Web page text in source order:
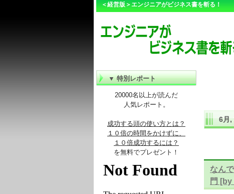
＜経営版＞エンジニアがビジネス書を斬る！
6月,
なん
門
▼ 特別レポート
20000名以上が読んだ
人気レポート。
成功する頭の使い方とは？
１０倍の時間をかけずに、
１０倍成功するには？
を無料でプレゼント！